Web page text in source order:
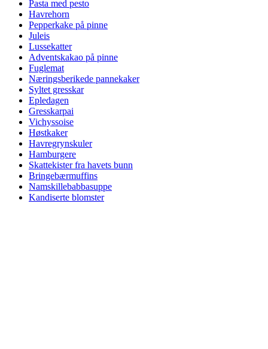
Pasta med pesto
Havrehorn
Pepperkake på pinne
Juleis
Lussekatter
Adventskakao på pinne
Fuglemat
Næringsberikede pannekaker
Syltet gresskar
Epledagen
Gresskarpai
Vichyssoise
Høstkaker
Havregrynskuler
Hamburgere
Skattekister fra havets bunn
Bringebærmuffins
Namskillebabbasuppe
Kandiserte blomster